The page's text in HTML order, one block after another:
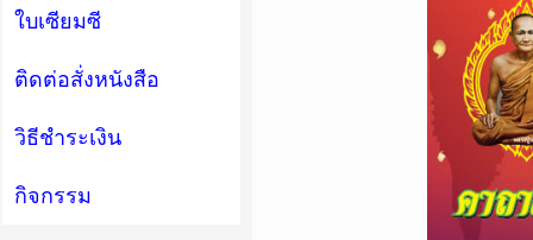
ใบเซียมซี
ติดต่อสั่งหนังสือ
วิธีชำระเงิน
กิจกรรม